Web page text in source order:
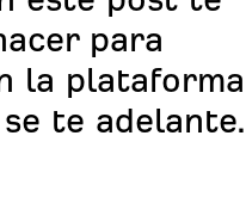
para
la
te adelante.